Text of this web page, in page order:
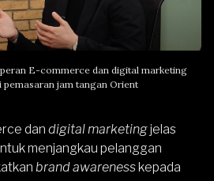
E-commerce dan digital marketing
pemasaran jam tangan Orient
dan digital marketingjelas
menjangkau pelanggan
brand awarenesskepada